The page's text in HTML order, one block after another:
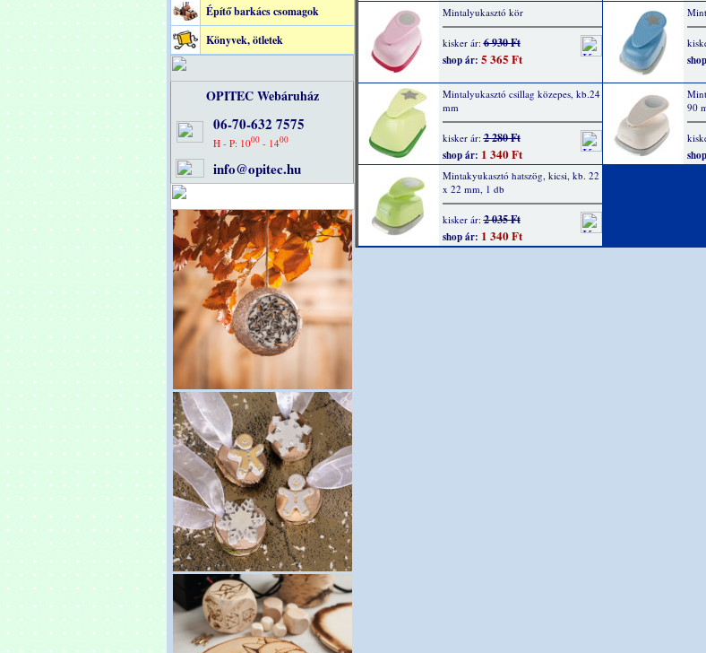
Építő barkács csomagok
Könyvek, ötletek
OPITEC Webáruház
06-70-632 7575
H - P: 1000 - 1400
info@opitec.hu
Mintalyukasztó kör
kisker ár:6 930 Ft
shop ár: 5 365 Ft
Mintalyukasztó csillag közepes, kb.24
mm
kisker ár:2 280 Ft
shop ár: 1 340 Ft
90
Mintakyukasztó hatszög, kicsi, kb. 22
x 22 mm, 1 db
kisker ár:2 035 Ft
shop ár: 1 340 Ft